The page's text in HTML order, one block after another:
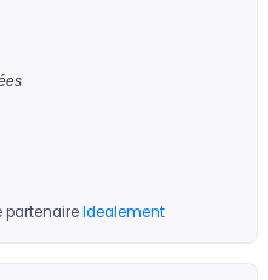
partenaireIdealement